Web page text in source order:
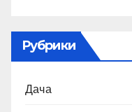
Рубрики
Дача